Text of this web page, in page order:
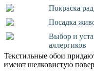
Покраска
Посадка
Выбор и
аллергиков
Текстильные обои
имеют шелковистую